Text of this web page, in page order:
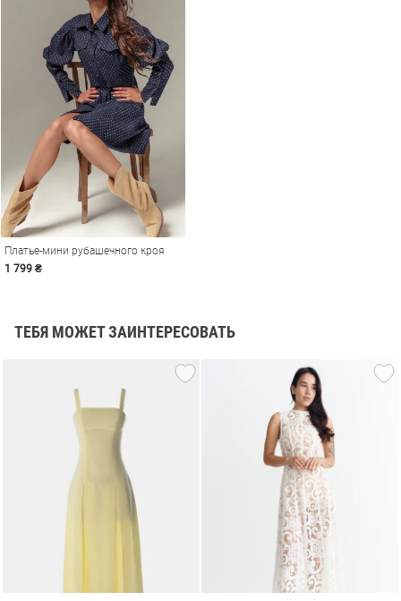
Платье-мини рубашечного кроя
1 799 ₴
ТЕБЯ МОЖЕТ ЗАИНТЕРЕСОВАТЬ